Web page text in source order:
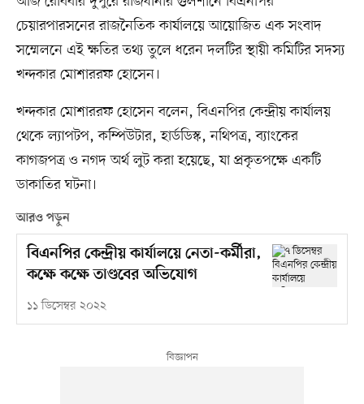
চেয়ারপারসনের রাজনৈতিক কার্যালয়ে আয়োজিত এক সংবাদ
সম্মেলনে এই ক্ষতির তথ্য তুলে ধরেন দলটির স্থায়ী কমিটির সদস্য
খন্দকার মোশাররফ হোসেন।
খন্দকার মোশাররফ হোসেন বলেন, বিএনপির কেন্দ্রীয় কার্যালয়
থেকে ল্যাপটপ, কম্পিউটার, হার্ডডিস্ক, নথিপত্র, ব্যাংকের
কাগজপত্র ও নগদ অর্থ লুট করা হয়েছে, যা প্রকৃতপক্ষে একটি
ডাকাতির ঘটনা।
আরও পড়ুন
বিএনপির কেন্দ্রীয় কার্যালয়ে নেতা-কর্মীরা,
কক্ষে কক্ষে তাণ্ডবের অভিযোগ
১১ ডিসেম্বর ২০২২